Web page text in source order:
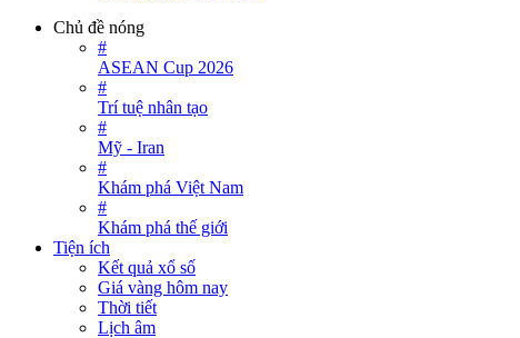
Chủ đề nóng
#
ASEAN Cup 2026
#
Trí tuệ nhân tạo
#
Mỹ - Iran
#
Khám phá Việt Nam
#
Khám phá thế giới
Tiện ích
Kết quả xổ số
Giá vàng hôm nay
Thời tiết
Lịch âm